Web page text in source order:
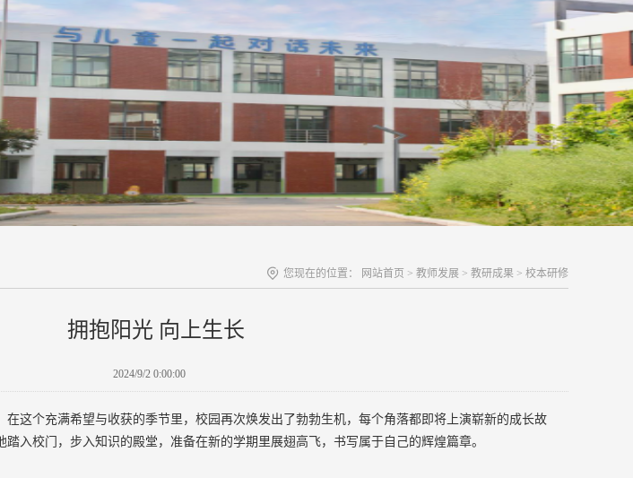
您现在的位置： 网站首页 > 教师发展 > 教研成果 > 校本研修
拥抱阳光 向上生长
2024/9/2 0:00:00
这个充满希望与收获的季节里，校园再次焕发出了勃勃生机，每个角落都即将上演崭新的成长故
入校门，步入知识的殿堂，准备在新的学期里展翅高飞，书写属于自己的辉煌篇章。